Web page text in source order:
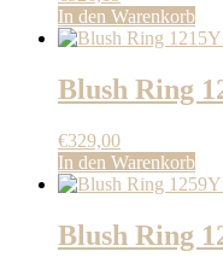
In den Warenkorb
Blush Ring
€329,00
In den Warenkorb
Blush Ring